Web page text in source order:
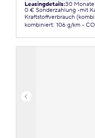
Leasingdetails:30 Monate
0 € Sonderzahlung
mit
Kraftstoffverbrauch
kombiniert: 106 g/km